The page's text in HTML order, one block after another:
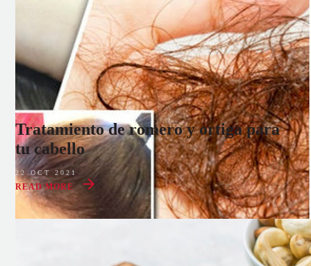
Tratamiento de romero y ortiga para
tu cabello
22 OCT 2021
READ MORE